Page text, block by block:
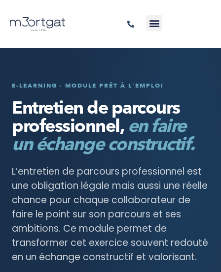
E-LEARNING · MODULE PRÊT À L'EMPLOI
Entretien de parcours
professionnel, en faire
un échange constructif.
L’entretien de parcours professionnel est
une obligation légale mais aussi une réelle
chance pour chaque collaborateur de
faire le point sur son parcours et ses
ambitions. Ce module permet de
transformer cet exercice souvent redouté
en un échange constructif et valorisant.